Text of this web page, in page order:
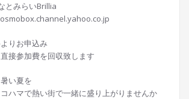
とみらいBrillia
りお申込み
接参加費を回収致します
い夏を
ハマで熱い街で一緒に盛り上がりませんか